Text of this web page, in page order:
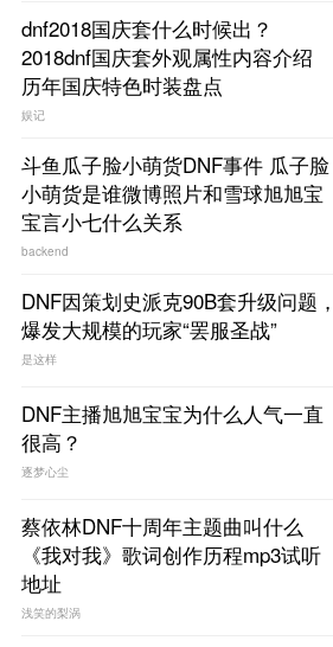
dnf2018国庆套什么时候出？
2018dnf国庆套外观属性内容介绍
历年国庆特色时装盘点
娱记
斗鱼瓜子脸小萌货DNF事件 瓜子脸
小萌货是谁微博照片和雪球旭旭宝
宝言小七什么关系
backend
DNF因策划史派克90B套升级问题，
爆发大规模的玩家“罢服圣战”
是这样
DNF主播旭旭宝宝为什么人气一直
很高？
逐梦心尘
蔡依林DNF十周年主题曲叫什么
《我对我》歌词创作历程mp3试听
地址
浅笑的梨涡